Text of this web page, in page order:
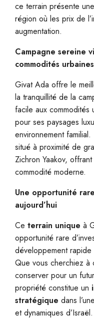
ce terrain présente
région où les prix de
augmentation.
Campagne sereine
commodités urbaines
Givat Ada offre le
la tranquillité de la
facile aux
pour ses paysages
environnement
situé à proximité de
Zichron Yaakov,
commodité moderne.
Une opportunité
aujourd’hui
Ce terrain unique à
opportunité rare
développement rapide
Que vous cherchiez à
conserver pour un
propriété constitue un
stratégique dans
et dynamiques d’Israël.